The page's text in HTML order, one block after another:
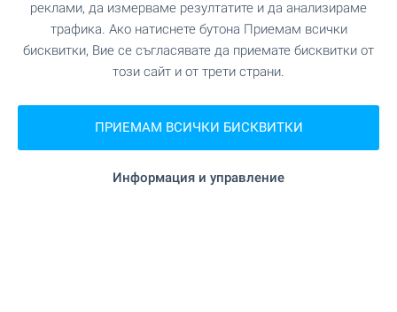
Салон за красота"Финес 2000 ЕООД" на 219 м.
(3 мин.)
"Д-р Антов" на 414 м. (5
мин.)
ЗАВЕДЕНИЯ
реклами, да измерваме резултатите и да анализираме
трафика. Ако натиснете бутона Приемам всички
бисквитки, Вие се съгласявате да приемате бисквитки от
този сайт и от трети страни.
ПРИЕМАМ ВСИЧКИ БИСКВИТКИ
Информация и управление